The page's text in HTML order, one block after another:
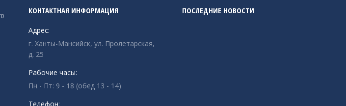
КОНТАКТНАЯ ИНФОРМАЦИЯ
Адрес:
г. Ханты-Мансийск, ул. Пролетарская,
д. 25
Рабочие часы:
Пн - Пт: 9 - 18 (обед 13 - 14)
Телефон:
ПОСЛЕДНИЕ НОВОСТИ